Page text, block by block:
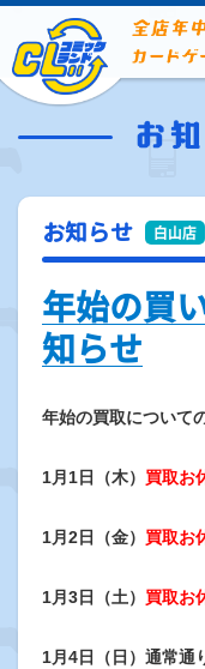
お知らせ
年始の買
知らせ
年始の買取について
1月1日（木） 買取お
1月2日（金） 買取お
1月3日（土） 買取お
1月4日（日）通常通